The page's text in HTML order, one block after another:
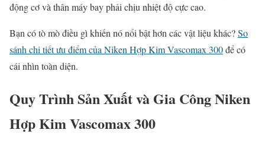
động cơ và thân máy bay phải chịu nhiệt độ cực cao.
Bạn có tò mò điều gì khiến nó nổi bật hơn các vật liệu khác?So
sánh chi tiết ưu điểm của Niken Hợp Kim Vascomax 300để có
cái nhìn toàn diện.
Quy Trình Sản Xuất và Gia Công Niken
Hợp Kim Vascomax 300